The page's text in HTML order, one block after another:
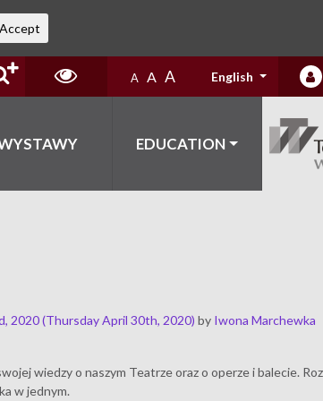
A A A English
EDUCATION
2020(Thursday April 30th, 2020)by Iwona Marchewka
wiedzy o naszym Teatrze oraz o operze i balecie.
w jednym.
Accept